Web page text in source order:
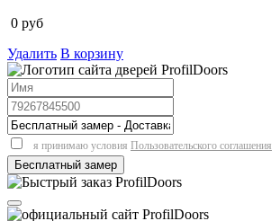
0 руб
Удалить В корзину
я принимаю условия Пользовательского соглашения